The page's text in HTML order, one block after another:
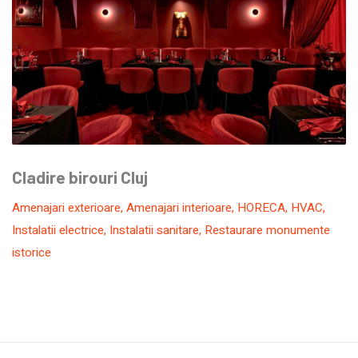
Cladire birouri Cluj
Amenajari exterioare, Amenajari interioare, HORECA, HVAC,
Instalatii electrice, Instalatii sanitare, Restaurare monumente
istorice